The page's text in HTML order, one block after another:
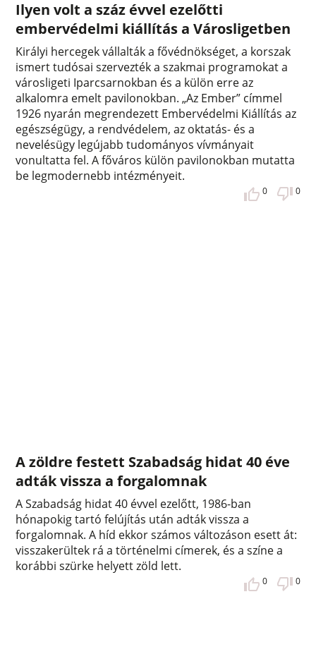
Ilyen volt a száz évvel ezelőtti
embervédelmi kiállítás a Városligetben
Királyi hercegek vállalták a fővédnökséget, a korszak
ismert tudósai szervezték a szakmai programokat a
városligeti Iparcsarnokban és a külön erre az
alkalomra emelt pavilonokban. „Az Ember” címmel
1926 nyarán megrendezett Embervédelmi Kiállítás az
egészségügy, a rendvédelem, az oktatás- és a
nevelésügy legújabb tudományos vívmányait
vonultatta fel. A főváros külön pavilonokban mutatta
be legmodernebb intézményeit.
0 0
A zöldre festett Szabadság hidat 40 éve
adták vissza a forgalomnak
A Szabadság hidat 40 évvel ezelőtt, 1986-ban
hónapokig tartó felújítás után adták vissza a
forgalomnak. A híd ekkor számos változáson esett át:
visszakerültek rá a történelmi címerek, és a színe a
korábbi szürke helyett zöld lett.
0 0